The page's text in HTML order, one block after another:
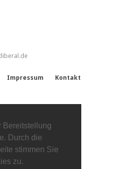
Bereitstellung
Durch die
stimmen Sie
zu.
Impressum Kontakt